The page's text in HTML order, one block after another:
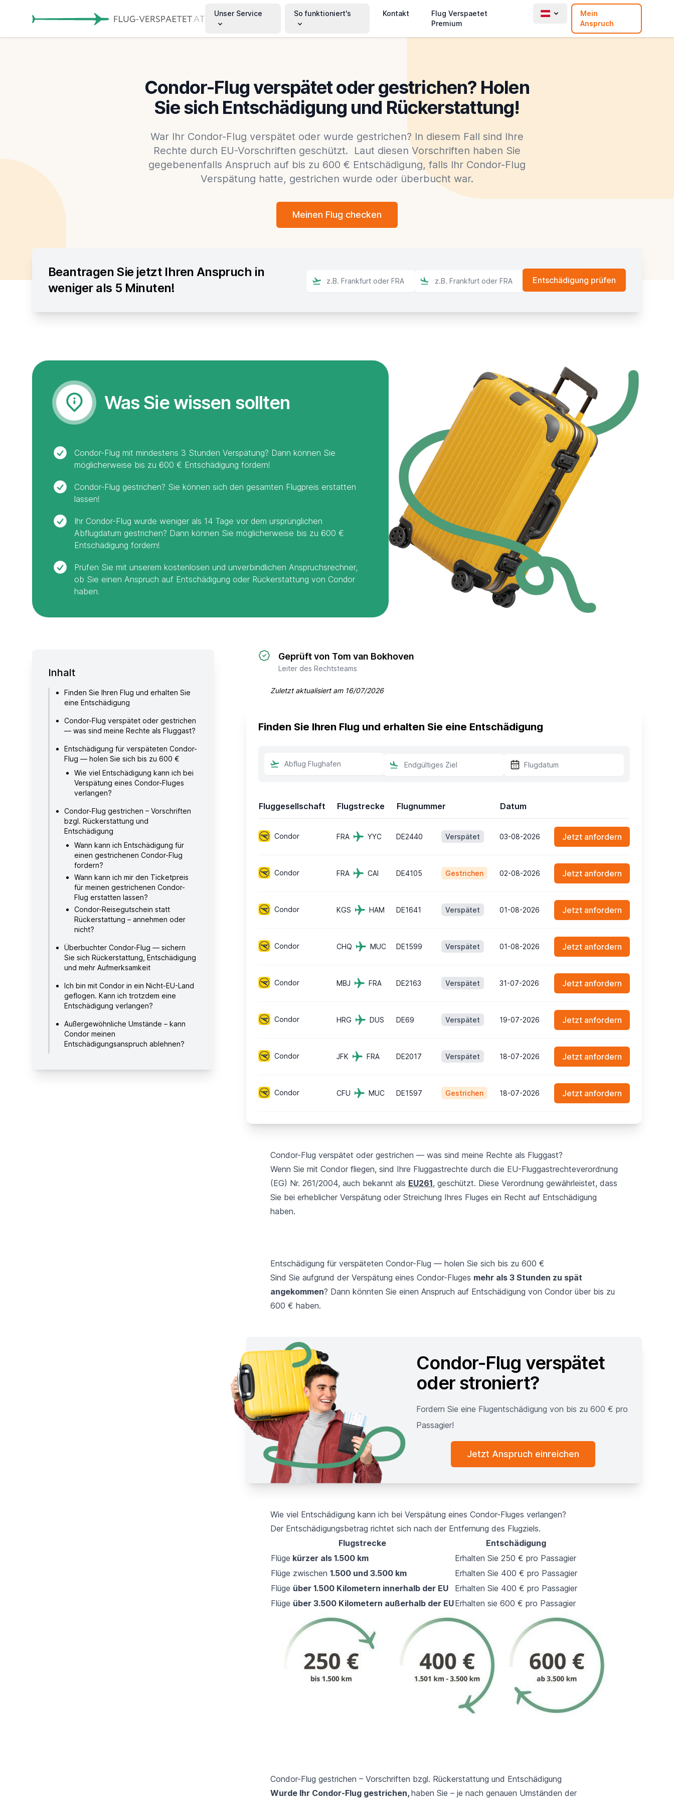
Unser Service So funktioniert's Kontakt
Flug Verspaetet
Premium
Mein
Anspruch
Condor-Flug verspätet oder gestrichen? Holen
Sie sich Entschädigung und Rückerstattung!
War Ihr Condor-Flug verspätet oder wurde gestrichen? In diesem Fall sind Ihre
Rechte durch EU-Vorschriften geschützt. Laut diesen Vorschriften haben Sie
gegebenenfalls Anspruch auf bis zu 600 € Entschädigung, falls Ihr Condor-Flug
Verspätung hatte, gestrichen wurde oder überbucht war.
Meinen Flug checken
Beantragen Sie jetzt Ihren Anspruch in
weniger als 5 Minuten!
Was Sie wissen sollten
Condor-Flug mit mindestens 3 Stunden Verspätung? Dann können Sie
möglicherweise bis zu 600 € Entschädigung fordern!
Condor-Flug gestrichen? Sie können sich den gesamten Flugpreis erstatten
lassen!
Ihr Condor-Flug wurde weniger als 14 Tage vor dem ursprünglichen
Abflugdatum gestrichen? Dann können Sie möglicherweise bis zu 600 €
Entschädigung fordern!
Prüfen Sie mit unserem kostenlosen und unverbindlichen Anspruchsrechner,
ob Sie einen Anspruch auf Entschädigung oder Rückerstattung von Condor
haben.
Inhalt
Finden Sie Ihren Flug und erhalten Sie
eine Entschädigung
Condor-Flug verspätet oder gestrichen
— was sind meine Rechte als Fluggast?
Entschädigung für verspäteten Condor-
Flug — holen Sie sich bis zu 600 €
Wie viel Entschädigung kann ich bei
Verspätung eines Condor-Fluges
verlangen?
Condor-Flug gestrichen – Vorschriften
bzgl. Rückerstattung und
Entschädigung
Wann kann ich Entschädigung für
einen gestrichenen Condor-Flug
fordern?
Wann kann ich mir den Ticketpreis
für meinen gestrichenen Condor-
Flug erstatten lassen?
Condor-Reisegutschein statt
Rückerstattung – annehmen oder
nicht?
Überbuchter Condor-Flug — sichern
Sie sich Rückerstattung, Entschädigung
und mehr Aufmerksamkeit
Ich bin mit Condor in ein Nicht-EU-Land
geflogen. Kann ich trotzdem eine
Entschädigung verlangen?
Außergewöhnliche Umstände – kann
Condor meinen
Entschädigungsanspruch ablehnen?
Entschädigung und Erstattung für
Geprüft von Tom van Bokhoven
Leiter des Rechtsteams
Zuletzt aktualisiert am 16/07/2026
Finden Sie Ihren Flug und erhalten Sie eine Entschädigung
Fluggesellschaft Flugstrecke Flugnummer Datum
Condor FRA YYC DE2440 Verspätet 03-08-2026 Jetzt anfordern
Condor FRA CAI DE4105 Gestrichen 02-08-2026 Jetzt anfordern
Condor KGS HAM DE1641 Verspätet 01-08-2026 Jetzt anfordern
Condor CHQ MUC DE1599 Verspätet 01-08-2026 Jetzt anfordern
Condor MBJ FRA DE2163 Verspätet 31-07-2026 Jetzt anfordern
Condor HRG DUS DE69 Verspätet 19-07-2026 Jetzt anfordern
Condor JFK FRA DE2017 Verspätet 18-07-2026 Jetzt anfordern
Condor CFU MUC DE1597 Gestrichen 18-07-2026 Jetzt anfordern
Condor-Flug verspätet oder gestrichen — was sind meine Rechte als Fluggast?
Wenn Sie mit Condor fliegen, sind Ihre Fluggastrechte durch die EU-Fluggastrechteverordnung
(EG) Nr. 261/2004, auch bekannt als EU261, geschützt. Diese Verordnung gewährleistet, dass
Sie bei erheblicher Verspätung oder Streichung Ihres Fluges ein Recht auf Entschädigung
haben.
Entschädigung für verspäteten Condor-Flug — holen Sie sich bis zu 600 €
Sind Sie aufgrund der Verspätung eines Condor-Fluges mehr als 3 Stunden zu spät
angekommen? Dann könnten Sie einen Anspruch auf Entschädigung von Condor über bis zu
600 € haben.
Condor-Flug verspätet
oder stroniert?
Fordern Sie eine Flugentschädigung von bis zu 600 € pro
Passagier!
Jetzt Anspruch einreichen
Wie viel Entschädigung kann ich bei Verspätung eines Condor-Fluges verlangen?
Der Entschädigungsbetrag richtet sich nach der Entfernung des Flugziels.
Flugstrecke
Entschädigung
Flüge kürzer als 1.500 km
Erhalten Sie 250 € pro Passagier
Flüge zwischen 1.500 und 3.500 km
Erhalten Sie 400 € pro Passagier
Flüge über 1.500 Kilometern innerhalb der EU
Erhalten Sie 400 € pro Passagier
Flüge über 3.500 Kilometern außerhalb der EUErhalten sie 600 € pro Passagier
Condor-Flug gestrichen – Vorschriften bzgl. Rückerstattung und Entschädigung
Wurde Ihr Condor-Flug gestrichen, haben Sie – je nach genauen Umständen der